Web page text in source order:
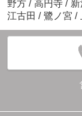
野方 / 高円寺 / 新
江古田 / 鷺ノ宮 /